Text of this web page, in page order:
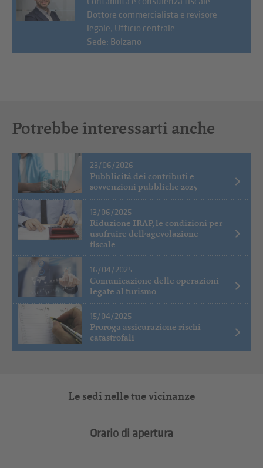
Dottore commercialista e revisore
legale, Ufficio centrale
Sede: Bolzano
Potrebbe interessarti anche
23/06/2026
Pubblicità dei contributi e
sovvenzioni pubbliche 2025
13/06/2025
Riduzione IRAP, le condizioni per
usufruire dell’agevolazione
fiscale
16/04/2025
Comunicazione delle operazioni
legate al turismo
15/04/2025
Proroga assicurazione rischi
catastrofali
Le sedi nelle tue vicinanze
Orario di apertura